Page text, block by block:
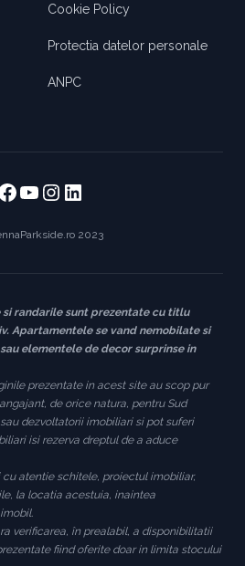
Cookie Policy
Protectia datelor personale
ANPC
https://
https://
https://
2023
randarile sunt prezentate cu titlu
Apartamentele se vand nemobilate si
elementele de decor surprinse in
prezentate in acest site au scop pur
de orice natura, pentru Sud
dezvoltatorii imobiliari si pot suferi
isi rezerva dreptul de a aduce
cu atentie schitele, proiectul imobiliar,
la locatia acestuia, inaintea
verificarea, în prealabil, a disponibilitatii
fiind oferite doar in limita stocului